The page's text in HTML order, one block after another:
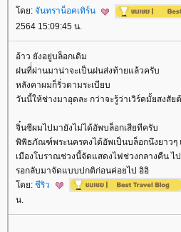
ดย: จันทราน็อคเทิร์น
2564 15:09:45 น.
อ้าว ยังอยู่บล็อกเดิม
ฝนที่่ผ่านมาน่าจะเป็นฝนส่งท้ายแล้วครับ
หลังคาผมก็รั่วตามระเบียบ
วันนี้ให้ช่างมาอุดละ กว่าจะรู้ว่าเวิร์คมั้ยสงสั
จิ๋นซีผมไปมายังไม่ได้อัพบล็อกเสียทีครับ
พิพิธภัณฑ์พระนครคงได้อัพเป็นบล็อกนึงยาวๆ
เมืองโบราณช่วงนี้จัดแสดงไฟช่วงกลางคืน ไ
รอกลับมาจัดแบบปกติก่อนค่อยไป อิอิ
ดย: ชีริว
น.